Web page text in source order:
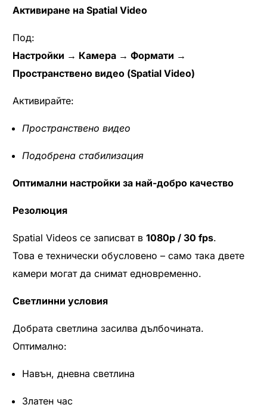
Активиране на Spatial Video
Под:
Настройки → Камера → Формати →
Пространствено видео (Spatial Video)
Активирайте:
Пространствено видео
Подобрена стабилизация
Оптимални настройки за най-добро качество
Резолюция
Spatial Videos се записват в1080p / 30 fps.
Това е технически обусловено – само така двете
камери могат да снимат едновременно.
Светлинни условия
Добрата светлина засилва дълбочината.
Оптимално:
Навън, дневна светлина
Златен час